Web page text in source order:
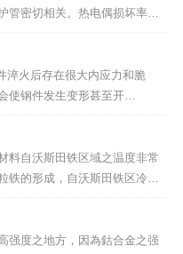
管密切相关。热电偶损坏率的
自动化程度的不断提高，温
农业生产、国防、科研、医
淬火后存在很大内应力和脆
使钢件发生变形甚至开
件经淬火后硬度高而脆性大，
通过适当回火的配合来调整
性。&n...
料自沃斯田铁区域之温度非常
铁的形成，自沃斯田铁区冷却
散，基地直接变态為麻田散
方式令其变软，以提高韧
同硬度、强度及韧性...
强度之地方，因為鈷合金之强